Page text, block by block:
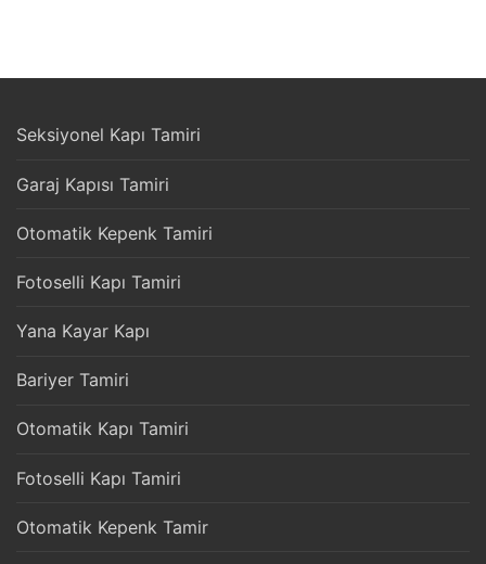
Seksiyonel Kapı Tamiri
Garaj Kapısı Tamiri
Otomatik Kepenk Tamiri
Fotoselli Kapı Tamiri
Yana Kayar Kapı
Bariyer Tamiri
Otomatik Kapı Tamiri
Fotoselli Kapı Tamiri
Otomatik Kepenk Tamir